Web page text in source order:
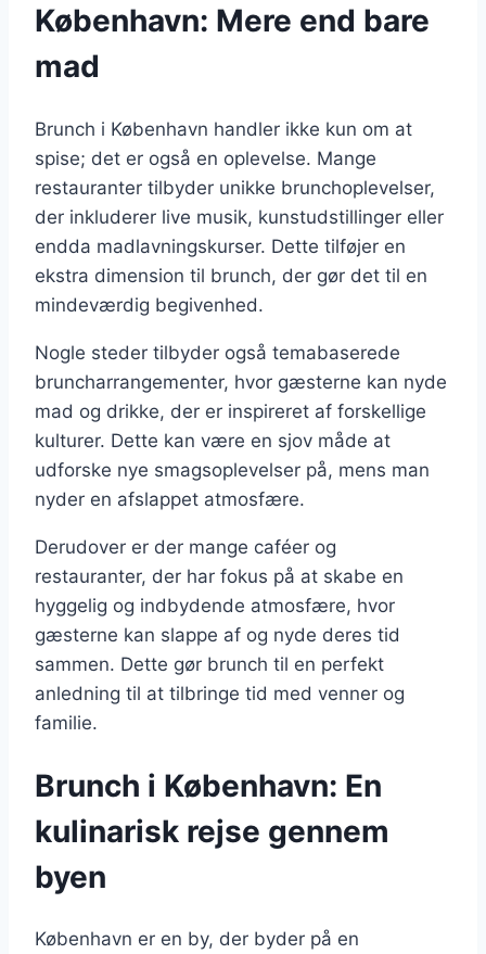
København: Mere end bare
mad
Brunch i København handler ikke kun om at
spise; det er også en oplevelse. Mange
restauranter tilbyder unikke brunchoplevelser,
der inkluderer live musik, kunstudstillinger eller
endda madlavningskurser. Dette tilføjer en
ekstra dimension til brunch, der gør det til en
mindeværdig begivenhed.
Nogle steder tilbyder også temabaserede
bruncharrangementer, hvor gæsterne kan nyde
mad og drikke, der er inspireret af forskellige
kulturer. Dette kan være en sjov måde at
udforske nye smagsoplevelser på, mens man
nyder en afslappet atmosfære.
Derudover er der mange caféer og
restauranter, der har fokus på at skabe en
hyggelig og indbydende atmosfære, hvor
gæsterne kan slappe af og nyde deres tid
sammen. Dette gør brunch til en perfekt
anledning til at tilbringe tid med venner og
familie.
Brunch i København: En
kulinarisk rejse gennem
byen
København er en by, der byder på en